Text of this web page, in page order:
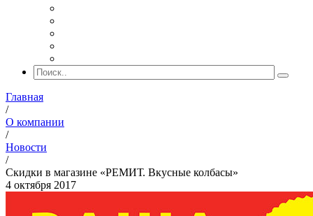
Главная
/
О компании
/
Новости
/
Скидки в магазине «РЕМИТ. Вкусные колбасы»
4 октября 2017